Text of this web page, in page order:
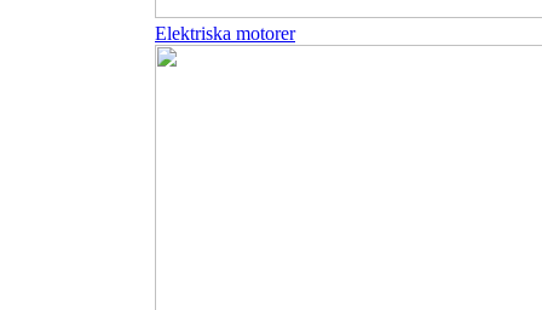
Elektriska motorer